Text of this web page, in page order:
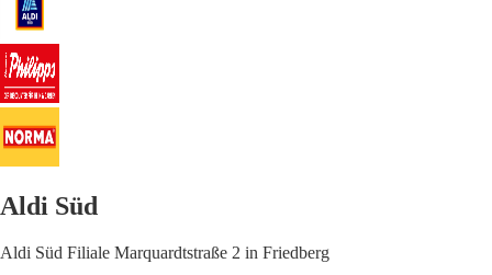
Aldi Süd
Aldi Süd Filiale Marquardtstraße 2 in Friedberg